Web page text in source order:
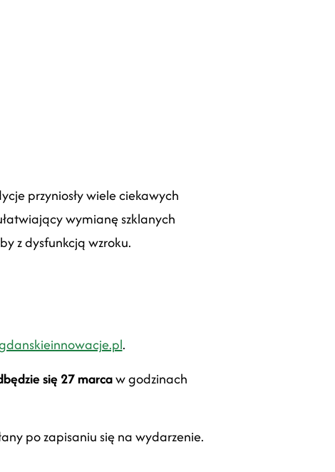
przyniosły wiele ciekawych
wymianę szklanych
z dysfunkcją wzroku.
.
się 27 marcaw godzinach
po zapisaniu się na wydarzenie.